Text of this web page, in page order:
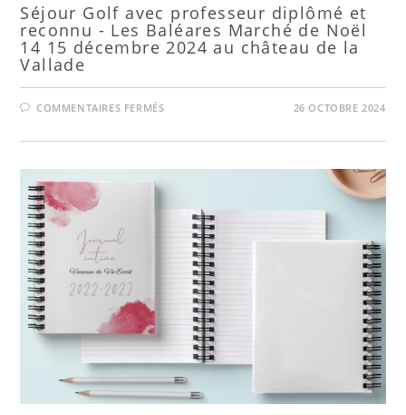
Séjour Golf avec professeur diplômé et
reconnu - Les Baléares Marché de Noël
14 15 décembre 2024 au château de la
Vallade
COMMENTAIRES FERMÉS 26 OCTOBRE 2024